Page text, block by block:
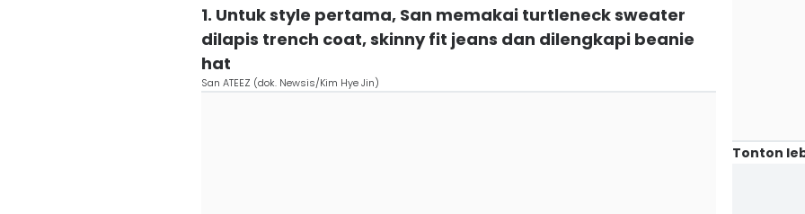
1. Untuk style pertama, San memakai turtleneck sweater
dilapis trench coat, skinny fit jeans dan dilengkapi beanie
hat
San ATEEZ (dok. Newsis/Kim Hye Jin)
Tonton